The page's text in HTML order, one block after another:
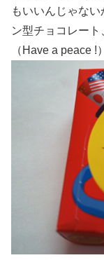
もいいんじゃない
ン型チョコレー
（Have a peace !